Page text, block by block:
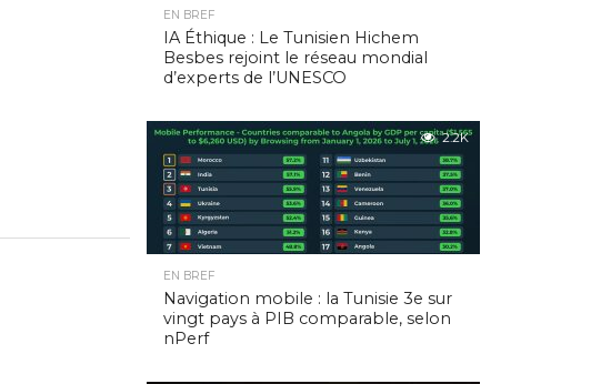
EN BREF
IA Éthique : Le Tunisien Hichem
Besbes rejoint le réseau mondial
d’experts de l’UNESCO
2.2K
EN BREF
Navigation mobile : la Tunisie 3e sur
vingt pays à PIB comparable, selon
nPerf